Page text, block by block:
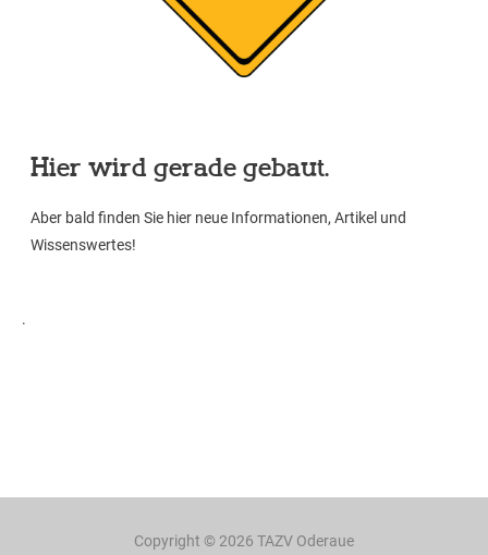
Hier wird gerade gebaut.
Aber bald finden Sie hier neue Informationen, Artikel und
Wissenswertes!
.
Copyright © 2026 TAZV Oderaue